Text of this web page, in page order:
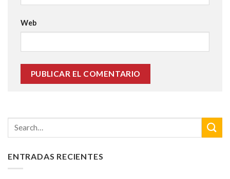
ENTRADAS RECIENTES
Web